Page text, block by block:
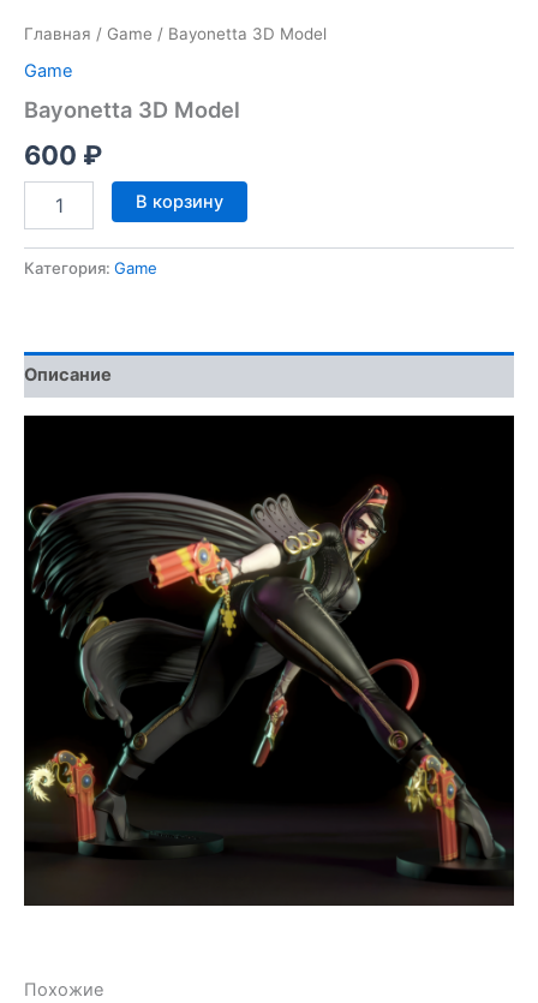
Главная / Game / Bayonetta 3D Model
Game
Bayonetta 3D Model
600 ₽
Количество
товара
3D
В корзину
Категория: Game
Описание
Похожие